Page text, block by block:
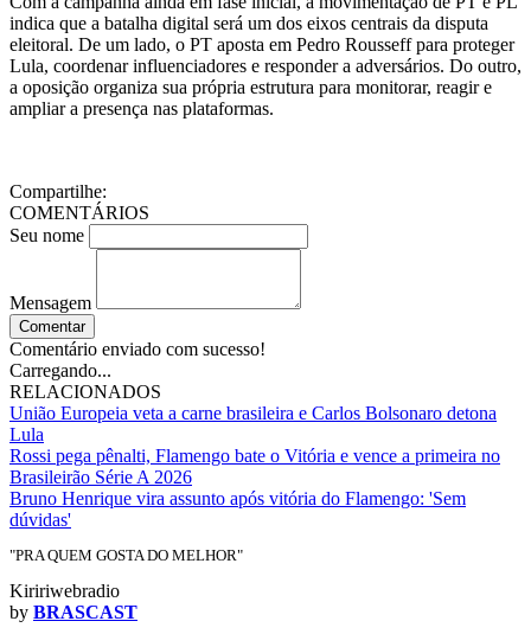
indica que a batalha digital será um dos eixos centrais da disputa
eleitoral. De um lado, o PT aposta em Pedro Rousseff para proteger
Lula, coordenar influenciadores e responder a adversários. Do outro,
a oposição organiza sua própria estrutura para monitorar, reagir e
ampliar a presença nas plataformas.
Compartilhe:
COMENTÁRIOS
Seu nome
Mensagem
Comentar
Comentário enviado com sucesso!
Carregando...
RELACIONADOS
União Europeia veta a carne brasileira e Carlos Bolsonaro detona
Lula
Rossi pega pênalti, Flamengo bate o Vitória e vence a primeira no
Brasileirão Série A 2026
Bruno Henrique vira assunto após vitória do Flamengo: 'Sem
dúvidas'
"PRA QUEM GOSTA DO MELHOR"
Kiririwebradio
by BRASCAST